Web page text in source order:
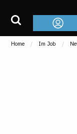
Home Im Job